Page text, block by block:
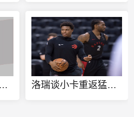
对阵多国联赛球员！徐杰和张博源相约美国高质量野球局 洛瑞谈小卡重返猛龙：球队想再夺一个冠军 这一切都将从小卡开始